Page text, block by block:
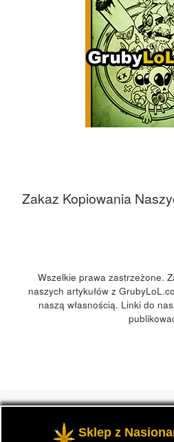
Zakaz Kopiowania
Wszelkie prawa zastrzeżone.
naszych artykułów z
naszą własnością. Linki do
Przedstawia informacje o
Sklep z